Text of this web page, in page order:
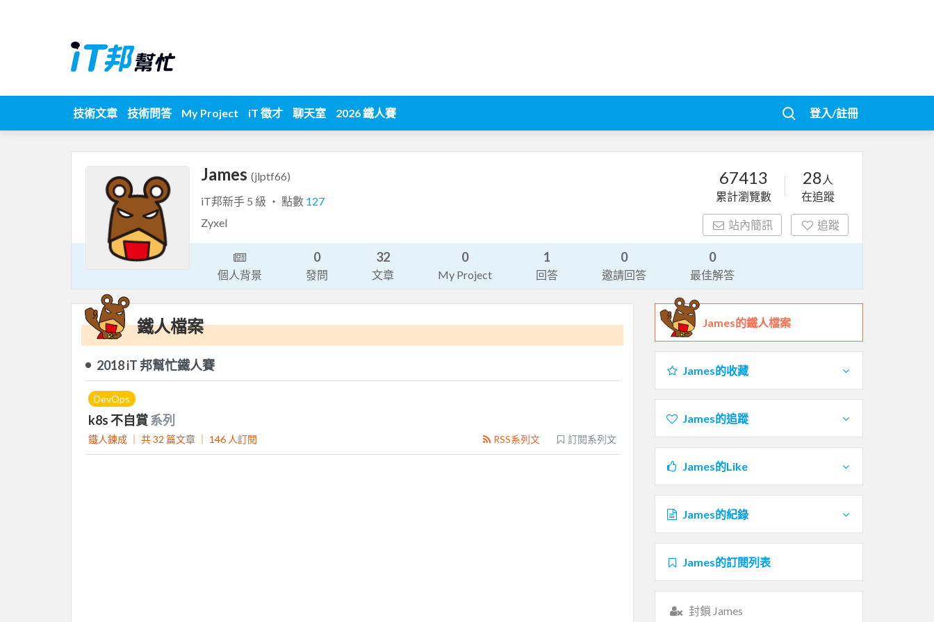
技術文章 技術問答 My Project iT 徵才 聊天室 2026 鐵人賽 登入/註冊
James (jlptf66)
iT邦新手 5 級 ‧ 點數 127
Zyxel
67413
累計瀏覽數
28 人
在追蹤
站內簡訊 追蹤
個人背景
0
發問
32
文章
0
My Project
1
回答
0
邀請回答
0
最佳解答
鐵人檔案
2018 iT 邦幫忙鐵人賽
DevOps
k8s 不自賞系列
鐵人鍊成 ｜ 共 32 篇文章 ｜ 146 人訂閱 訂閱系列文
RSS系列文
James的鐵人檔案
James的收藏
James的追蹤
James的Like
James的紀錄
James的訂閱列表
封鎖 James